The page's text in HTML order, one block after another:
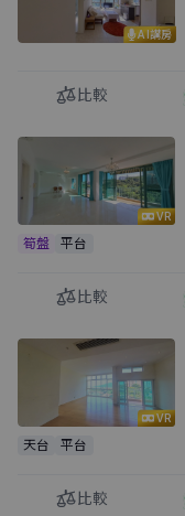
AI講房
比較
VR
筍盤 平台
比較
VR
天台 平台
比較